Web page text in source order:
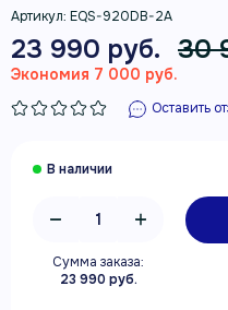
Артикул: EQS-920DB-2A
23 990 руб. 30
Экономия 7 000 руб.
Оставить
Сумма заказа:
23 990 руб.